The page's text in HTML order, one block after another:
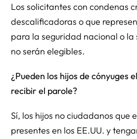
Los solicitantes con condenas
descalificadoras o que
para la seguridad nacional o
no serán elegibles.
¿Pueden los hijos de cónyuges
recibir el parole?
Sí, los hijos no ciudadanos que
presentes en los EE.UU. y